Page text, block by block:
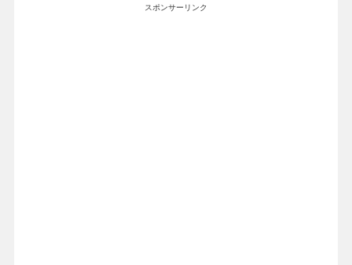
スポンサーリンク